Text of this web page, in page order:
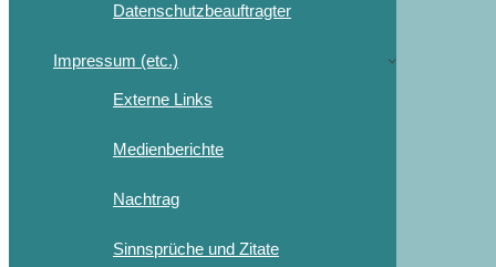
Datenschutzbeauftragter
Impressum (etc.)
Externe Links
Medienberichte
Nachtrag
Sinnsprüche und Zitate